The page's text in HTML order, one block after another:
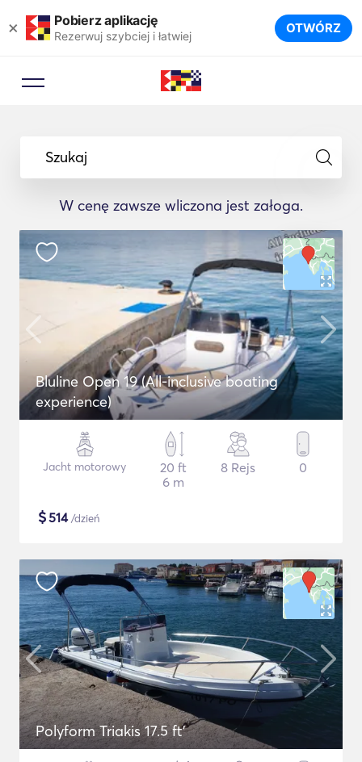
× Pobierz aplikację
Rezerwuj szybciej i łatwiej OTWÓRZ
Szukaj
W cenę zawsze wliczona jest załoga.
Bluline Open 19 (All-inclusive boating
experience)
Jacht motorowy
20 ft
6 m
8 Rejs 0
$514/dzień
Polyform Triakis 17.5 ft'